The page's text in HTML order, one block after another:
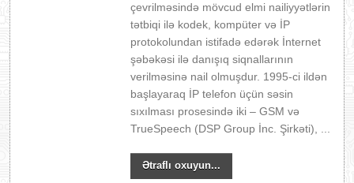
çevrilməsində mövcud elmi nailiyyətlərin
tətbiqi ilə kodek, kompüter və İP
protokolundan istifadə edərək İnternet
şəbəkəsi ilə danışıq siqnallarının
verilməsinə nail olmuşdur. 1995-ci ildən
başlayaraq İP telefon üçün səsin
sıxılması prosesində iki – GSM və
TrueSpeech (DSP Group İnc. Şirkəti), ...
Ətraflı oxuyun...